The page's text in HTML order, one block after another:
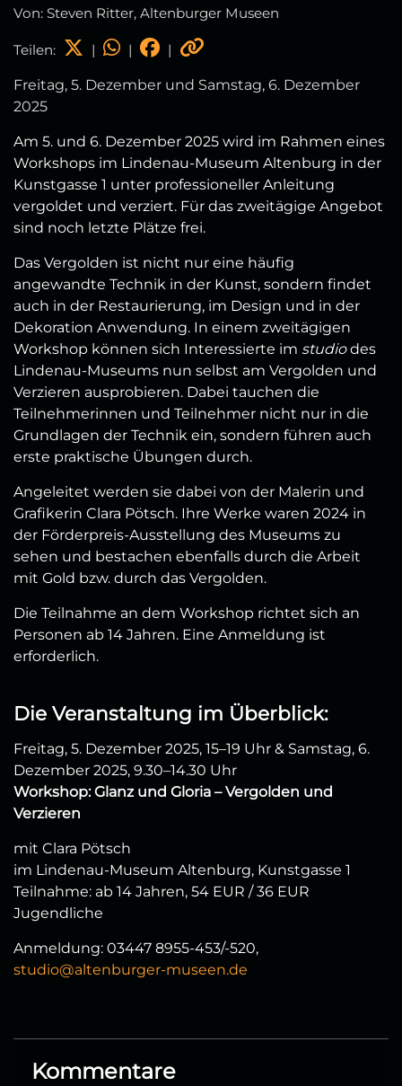
Von: Steven Ritter, Altenburger Museen
Teilen: | | |
Freitag, 5. Dezember und Samstag, 6. Dezember
2025
Am 5. und 6. Dezember 2025 wird im Rahmen eines
Workshops im Lindenau-Museum Altenburg in der
Kunstgasse 1 unter professioneller Anleitung
vergoldet und verziert. Für das zweitägige Angebot
sind noch letzte Plätze frei.
Das Vergolden ist nicht nur eine häufig
angewandte Technik in der Kunst, sondern findet
auch in der Restaurierung, im Design und in der
Dekoration Anwendung. In einem zweitägigen
Workshop können sich Interessierte im studiodes
Lindenau-Museums nun selbst am Vergolden und
Verzieren ausprobieren. Dabei tauchen die
Teilnehmerinnen und Teilnehmer nicht nur in die
Grundlagen der Technik ein, sondern führen auch
erste praktische Übungen durch.
Angeleitet werden sie dabei von der Malerin und
Grafikerin Clara Pötsch. Ihre Werke waren 2024 in
der Förderpreis-Ausstellung des Museums zu
sehen und bestachen ebenfalls durch die Arbeit
mit Gold bzw. durch das Vergolden.
Die Teilnahme an dem Workshop richtet sich an
Personen ab 14 Jahren. Eine Anmeldung ist
erforderlich.
Die Veranstaltung im Überblick:
Freitag, 5. Dezember 2025, 15–19 Uhr & Samstag, 6.
Dezember 2025, 9.30–14.30 Uhr
Workshop: Glanz und Gloria – Vergolden und
Verzieren
mit Clara Pötsch
im Lindenau-Museum Altenburg, Kunstgasse 1
Teilnahme: ab 14 Jahren, 54 EUR / 36 EUR
Jugendliche
Anmeldung: 03447 8955-453/-520,
studio@altenburger-museen.de
Kommentare